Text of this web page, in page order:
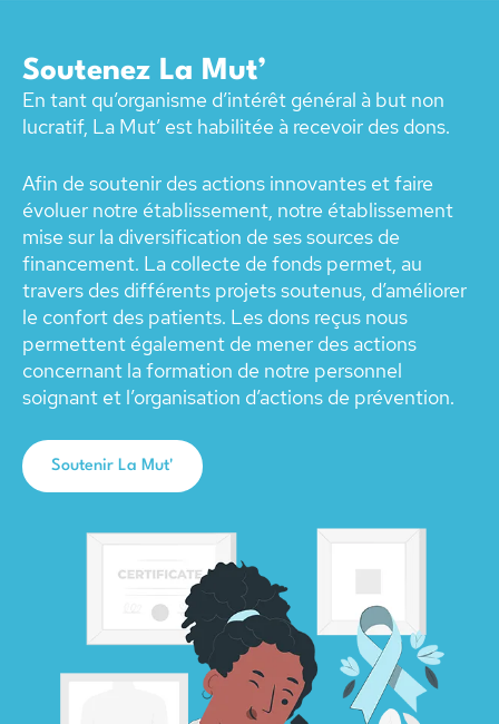
Soutenez La Mut’
En tant qu’organisme d’intérêt général à but non
lucratif, La Mut’ est habilitée à recevoir des dons.
Afin de soutenir des actions innovantes et faire
évoluer notre établissement, notre établissement
mise sur la diversification de ses sources de
financement. La collecte de fonds permet, au
travers des différents projets soutenus, d’améliorer
le confort des patients. Les dons reçus nous
permettent également de mener des actions
concernant la formation de notre personnel
soignant et l’organisation d’actions de prévention.
Soutenir La Mut'